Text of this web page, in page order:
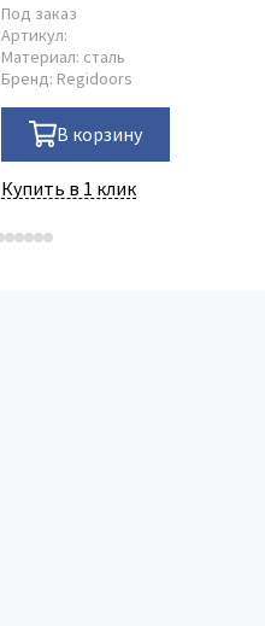
Под заказ
Артикул:
Материал: сталь
Бренд: Regidoors
В корзину
Купить в 1 клик